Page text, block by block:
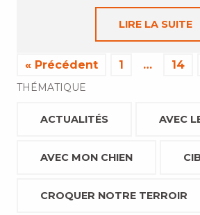
LIRE LA SUITE
« Précédent 1 … 14
THÉMATIQUE
ACTUALITÉS AVEC
AVEC MON CHIEN
CROQUER NOTRE TERROIR